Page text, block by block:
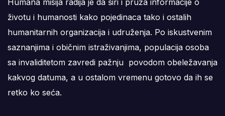
životu i humanosti kako pojedinaca tako i ostalih
humanitarnih organizacija i udruženja. Po iskustvenim
saznanjima i običnim istraživanjima, populacija osoba
sa invaliditetom zavredi pažnju povodom obeležavanja
kakvog datuma, a u ostalom vremenu gotovo da ih se
retko ko seća.